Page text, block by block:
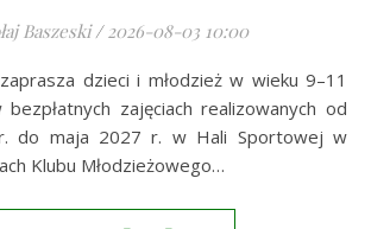
Baszeski/ 2026-08-03 10:00
zajęciach realizowanych od
do maja 2027 r. w Hali Sportowej w
Klubu Młodzieżowego…